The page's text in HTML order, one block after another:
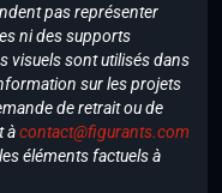
pas représenter
ni des supports
visuels sont utilisés dans
sur les projets
de retrait ou de
àcontact@figurants.com
éléments factuels à